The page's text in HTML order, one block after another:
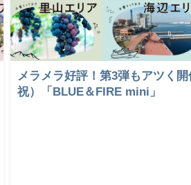
メラメラ好評！第3弾もアツく開
祝）「BLUE＆FIRE mini」